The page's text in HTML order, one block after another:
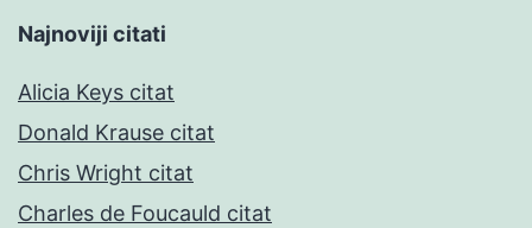
Najnoviji citati
Alicia Keys citat
Donald Krause citat
Chris Wright citat
Charles de Foucauld citat